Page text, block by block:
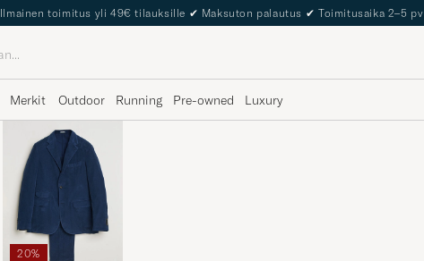
Ilmainen toimitus yli 49€ tilauksille ✔ Maksuton palautus ✔ Toimitusaika 2–5 pv
Merkit Outdoor Running Pre-owned Luxury
20%